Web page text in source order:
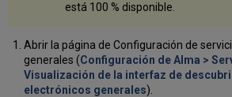
está 100 % disponible.
Abrir la página de Configuración de
generales (Configuración de Alma >
Visualización de la interfaz de
electrónicos generales).